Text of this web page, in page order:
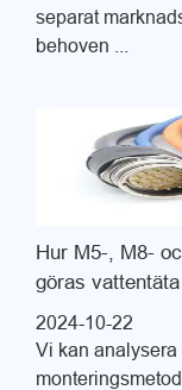
separat
behoven ...
Hur M5-, M8-
göras vattentäta
2024-10-22
Vi kan analysera